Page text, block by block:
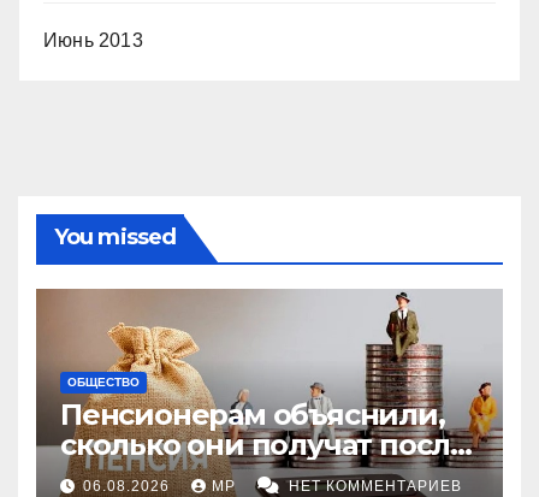
Июнь 2013
You missed
ОБЩЕСТВО
Пенсионерам объяснили,
сколько они получат после
индексации
06.08.2026 MP НЕТ КОММЕНТАРИЕВ